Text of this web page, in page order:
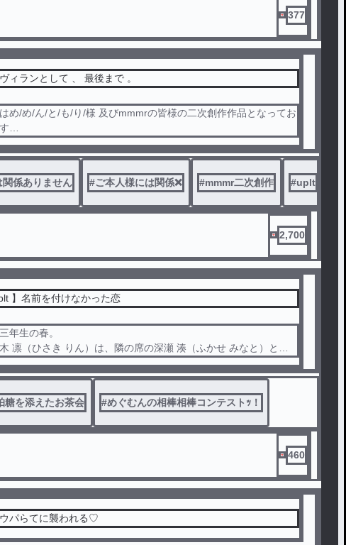
〜地雷を踏んでしまう可能性があります。そうなった場合はすぐに
ンお願いします。また、強烈なキャラ崩壊があります。特にupさ
なり下ネタ言います。ご注意ください。下ネタやRの話が出てき
た、年齢操作があります〜〜〜
377
ィランとして 、 最後まで 。
め/め/ん/と/も/り/様 及びmmmrの皆様の二次創作作品となってお
様に関係は一切ございません
説がご本人様の目に届くような行為はお辞め下さい
私がこの小説で収益を得る等の行為は一切ございません
の内容をご理解の上、小説をお楽しみ頂けると幸いです。
関係ありません #ご本人様には関係❌ #mmmr二次創作 #uplt
2,700
】名前を付けなかった恋
年生の春。
凛（ひさき りん）は、隣の席の深瀬 湊（ふかせ みなと）と、
はないまま特別な時間を過ごしていた。
て、距離感の近い湊。
で、「まあいいや」が口癖の凛。
からは恋人同士のように見える二人だったが、
の関係に名前をつけようとしなかった。
凛は、「付き合わなくても今のままでいい」と答えてしまう。
のが怖くて、始めなかった恋。
択が、少しずつ二人の距離を変えていく。
糖を添えたお茶会 #めぐむんの相棒相棒コンテストｯ！
460
主はウパらてに襲われる‪‪♡